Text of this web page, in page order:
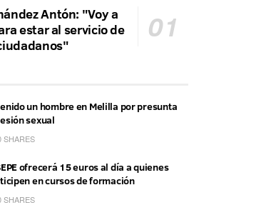
Antón: "Voy a
estar al servicio de
un hombre en Melilla por presunta
sexual
SHARES
ofrecerá 15 euros al día a quienes
en cursos de formación
SHARES